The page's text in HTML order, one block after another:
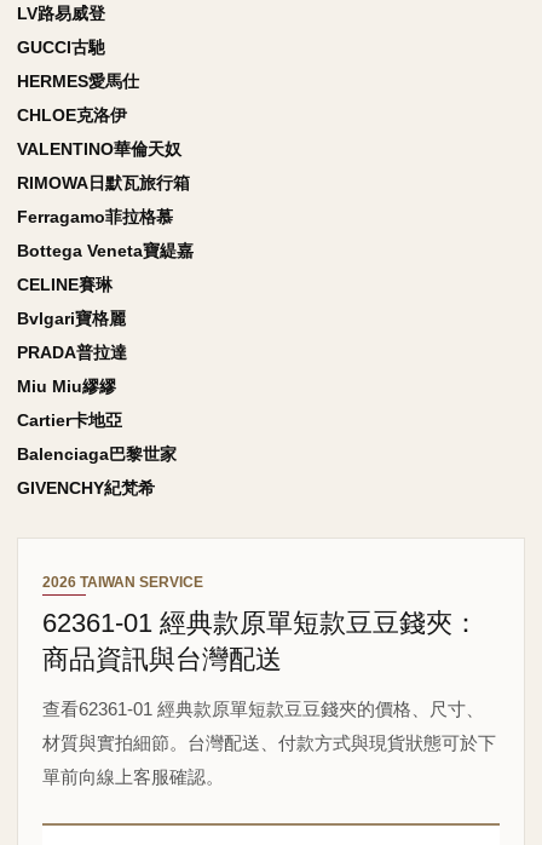
LV路易威登
GUCCI古馳
HERMES愛馬仕
CHLOE克洛伊
VALENTINO華倫天奴
RIMOWA日默瓦旅行箱
Ferragamo菲拉格慕
Bottega Veneta寶緹嘉
CELINE賽琳
Bvlgari寶格麗
PRADA普拉達
Miu Miu繆繆
Cartier卡地亞
Balenciaga巴黎世家
GIVENCHY紀梵希
2026 TAIWAN SERVICE
62361-01 經典款原單短款豆豆錢夾：
商品資訊與台灣配送
查看62361-01 經典款原單短款豆豆錢夾的價格、尺寸、
材質與實拍細節。台灣配送、付款方式與現貨狀態可於下
單前向線上客服確認。